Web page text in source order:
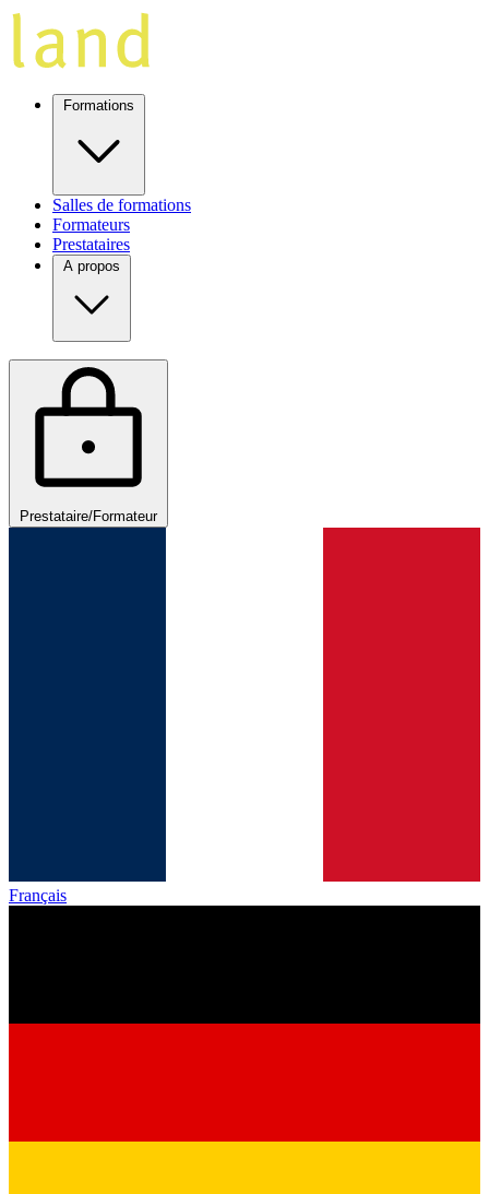
Formations
Salles de formations
Formateurs
Prestataires
A propos
Prestataire/Formateur
Français